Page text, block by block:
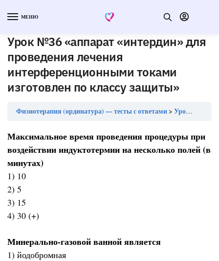
МЕНЮ
Урок №36 «аппарат «интердин» для
проведения лечения
интерференционными токами
изготовлен по классу защиты»
Физиотерапия (ординатура) — тесты с ответами Урок №36 «аппарат «интердин» для проведения лечения интерференционными токами изготовлен по классу защиты»
Максимальное время проведения процедуры при
воздействии индуктотермии на несколько полей (в
минутах)
1) 10
2) 5
3) 15
4) 30 (+)
Минерально-газовой ванной является
1) йодобромная